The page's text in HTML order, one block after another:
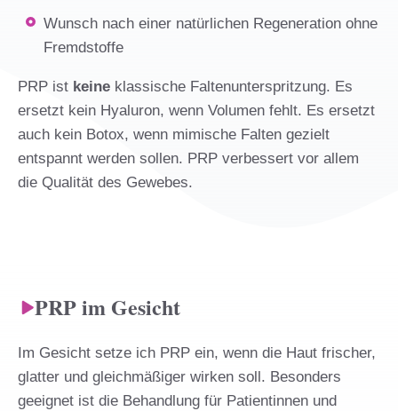
Wunsch nach einer natürlichen Regeneration ohne
Fremdstoffe
PRP ist keine klassische Faltenunterspritzung. Es
ersetzt kein Hyaluron, wenn Volumen fehlt. Es ersetzt
auch kein Botox, wenn mimische Falten gezielt
entspannt werden sollen. PRP verbessert vor allem
die Qualität des Gewebes.
PRP im Gesicht
Im Gesicht setze ich PRP ein, wenn die Haut frischer,
glatter und gleichmäßiger wirken soll. Besonders
geeignet ist die Behandlung für Patientinnen und